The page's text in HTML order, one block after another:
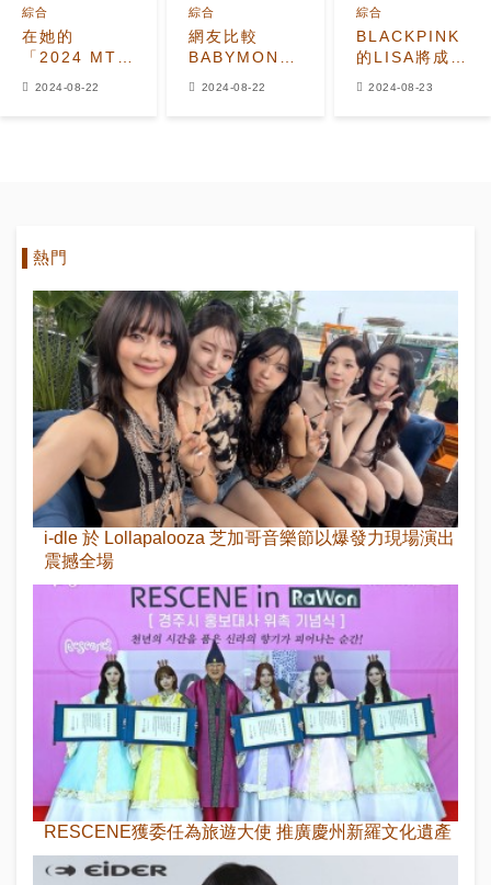
在她的
「2024 MTV
綜合
2024-08-22
網友比較
BABYMONSTER
綜合
2024-08-22
BLACKPINK
的LISA將成為
綜合
2024-08-23
熱門
i-dle 於 Lollapalooza 芝加哥音樂節以爆發力現場演出
震撼全場
RESCENE獲委任為旅遊大使 推廣慶州新羅文化遺產